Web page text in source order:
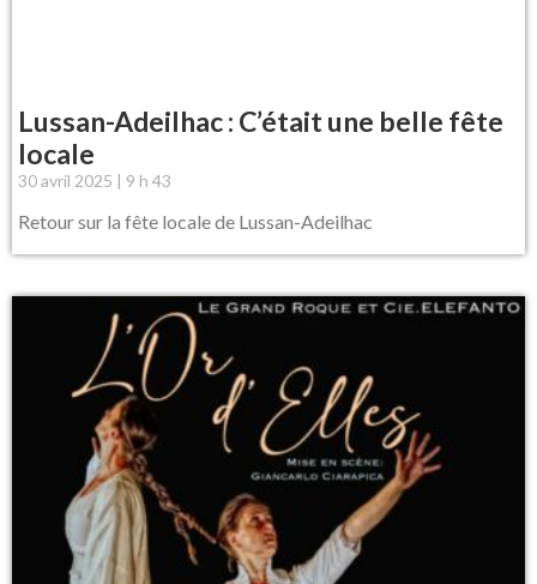
Lussan-Adeilhac : C’était une belle fête
locale
30 avril 2025 9 h 43
Retour sur la fête locale de Lussan-Adeilhac